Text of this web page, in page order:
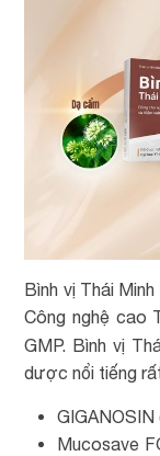
Bình vị Thái
Công nghệ cao
GMP. Bình vị
dược nổi tiếng
Mucosave